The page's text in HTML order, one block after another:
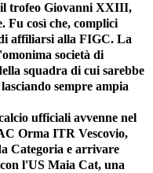
il trofeo Giovanni XXIII,
Fu così che, complici
affiliarsi alla FIGC. La
società di
squadra di cui sarebbe
sempre ampia
ufficiali avvenne nel
Orma ITR Vescovio,
Categoria e arrivare
l'US Maia Cat, una